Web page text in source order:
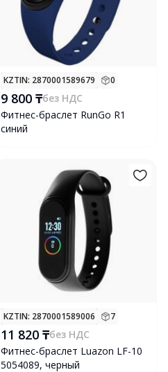
KZTIN: 2870001589679 0
9 800 ₸без НДС
Фитнес-браслет RunGo R1
синий
KZTIN: 2870001589006 7
11 820 ₸без НДС
Фитнес-браслет Luazon LF-10
5054089, черный